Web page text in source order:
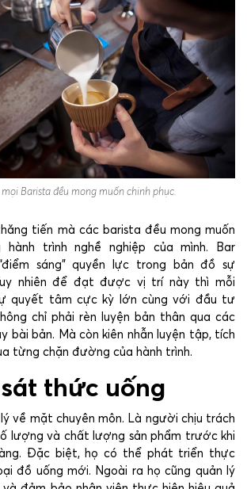
Barista đều mong muốn chinh phục.
tiến mà các barista đều mong muốn
trình nghề nghiệp của mình. Bar
sáng” quyền lực trong bản đồ sự
nhiên để đạt được vị trí này thì mỗi
quyết tâm cực kỳ lớn cùng với đầu tư
chỉ phải rèn luyện bản thân qua các
bài bản. Mà còn kiên nhẫn luyện tập, tích
từng chặn đường của hành trình.
thức uống
về mặt chuyên môn. Là người chịu trách
lượng và chất lượng sản phẩm trước khi
Đặc biệt, họ có thể phát triển thực
đồ uống mới. Ngoài ra họ cũng quản lý